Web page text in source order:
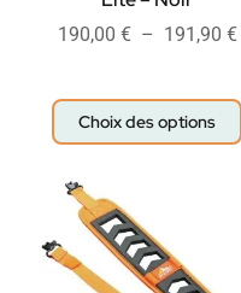
190,00 € – 191,90 €
Choix des options